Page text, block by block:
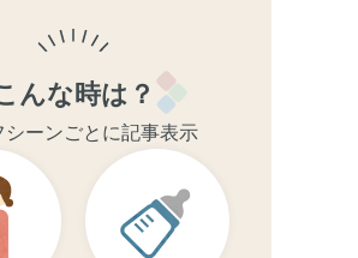
んな時は？
シーンごとに記事表示